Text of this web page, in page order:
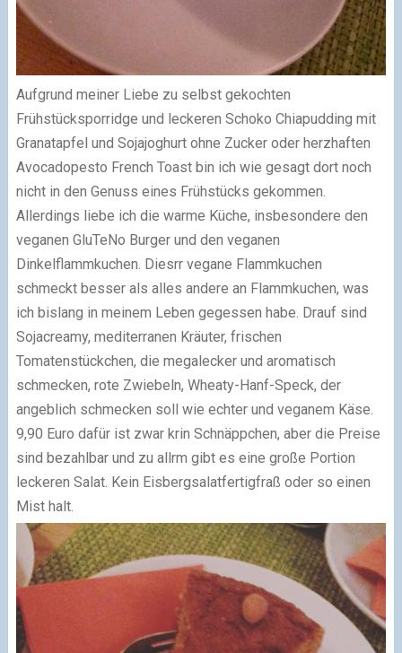
Aufgrund meiner Liebe zu selbst gekochten
Frühstücksporridge und leckeren Schoko Chiapudding mit
Granatapfel und Sojajoghurt ohne Zucker oder herzhaften
Avocadopesto French Toast bin ich wie gesagt dort noch
nicht in den Genuss eines Frühstücks gekommen.
Allerdings liebe ich die warme Küche, insbesondere den
veganen GluTeNo Burger und den veganen
Dinkelflammkuchen. Diesrr vegane Flammkuchen
schmeckt besser als alles andere an Flammkuchen, was
ich bislang in meinem Leben gegessen habe. Drauf sind
Sojacreamy, mediterranen Kräuter, frischen
Tomatenstückchen, die megalecker und aromatisch
schmecken, rote Zwiebeln, Wheaty-Hanf-Speck, der
angeblich schmecken soll wie echter und veganem Käse.
9,90 Euro dafür ist zwar krin Schnäppchen, aber die Preise
sind bezahlbar und zu allrm gibt es eine große Portion
leckeren Salat. Kein Eisbergsalatfertigfraß oder so einen
Mist halt.